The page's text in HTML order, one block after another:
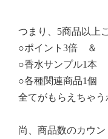
つまり、5商品以上
○ポイント3倍 ＆
○香水サンプル1本
○各種関連商品1個
全てがもらえちゃう
尚、商品数のカウ